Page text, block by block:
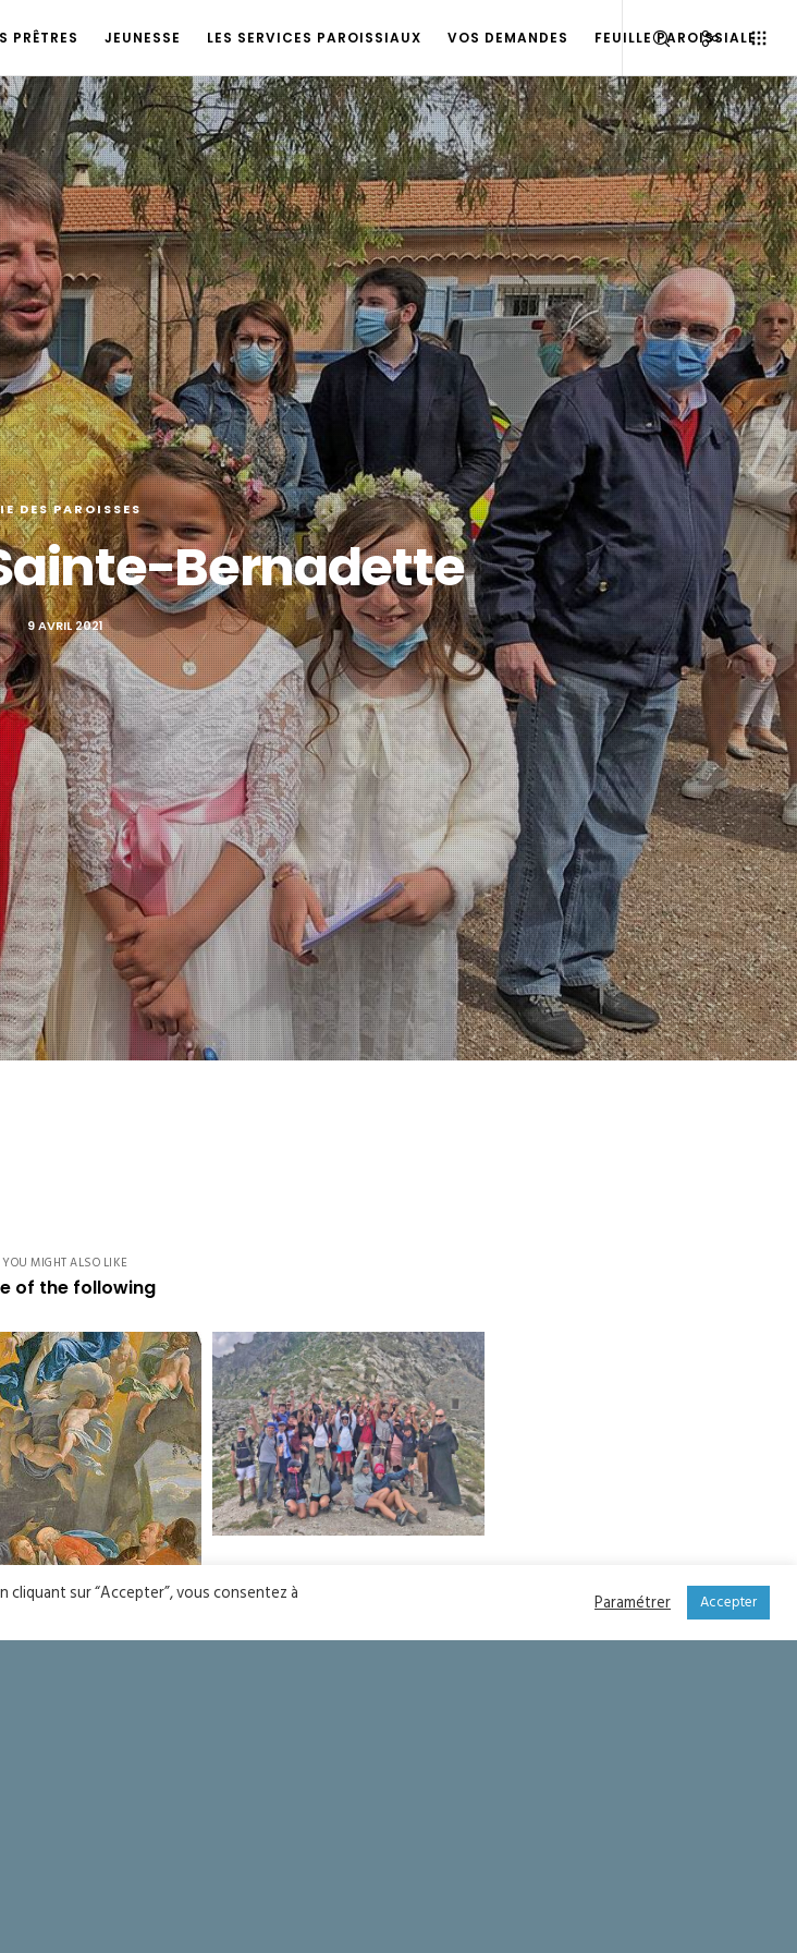
PRÊTRES JEUNESSE LES SERVICES PAROISSIAUX VOS DEMANDES FEUILLE PAROISSIALE
DES PAROISSES
Bernadette
9 AVRIL 2021
YOU MIGHT ALSO LIKE
of the following
l’aumônerie à Vinadio
sur “Accepter”, vous consentez à Paramétrer Accepter